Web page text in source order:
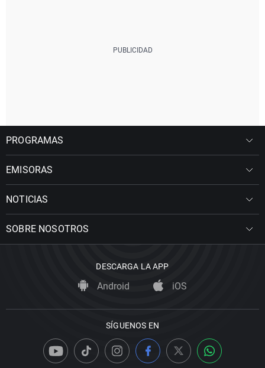
PROGRAMAS
EMISORAS
NOTICIAS
SOBRE NOSOTROS
DESCARGA LA APP
Android iOS
SÍGUENOS EN